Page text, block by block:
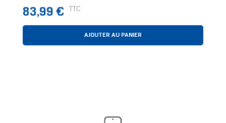
Prix
83,99 € TTC
AJOUTER AU PANIER